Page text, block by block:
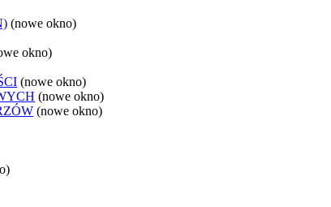
(nowe okno)
okno)
(nowe okno)
(nowe okno)
(nowe okno)